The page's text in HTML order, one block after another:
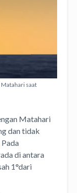
saat
Matahari
dan tidak
di antara
1°dari